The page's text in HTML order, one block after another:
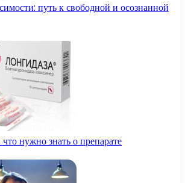
путь к свободной и осознанной
нужно знать о препарате